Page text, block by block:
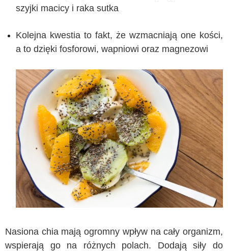
szyjki macicy i raka sutka
Kolejna kwestia to fakt, że wzmacniają one kości,
a to dzięki fosforowi, wapniowi oraz magnezowi
Nasiona chia mają ogromny wpływ na cały organizm,
wspierają go na różnych polach. Dodają siły do